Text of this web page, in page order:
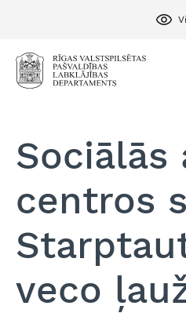
Sociālās
centros
veco